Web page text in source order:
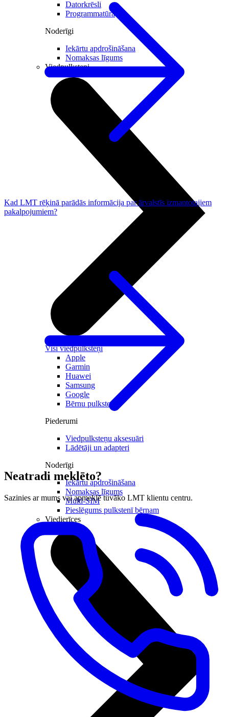
Datorkrēsli
Programmatūra
Noderīgi
Iekārtu apdrošināšana
Nomaksas līgums
Viedpulksteņi
Visi viedpulksteņi
Apple
Garmin
Huawei
Samsung
Google
Bērnu pulksteņi
Piederumi
Viedpulksteņu aksesuāri
Lādētāji un adapteri
Noderīgi
Iekārtu apdrošināšana
Nomaksas līgums
Multi-SIM
Pieslēgums pulkstenī bērnam
Viedierīces
Kad LMT rēķinā parādās informācija par ārvalstīs izmantotajiem
pakalpojumiem?
Neatradi meklēto?
Sazinies ar mums vai apmeklē tuvāko LMT klientu centru.